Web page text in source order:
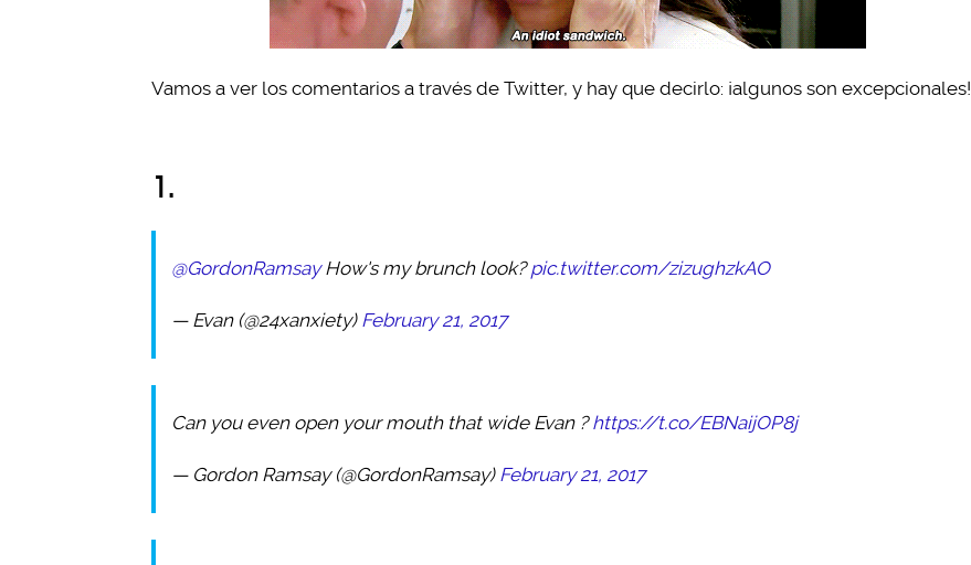
Vamos a ver los comentarios a través de Twitter, y hay que decirlo: ¡algunos son excepcionales!
1.
@GordonRamsayHow's my brunch look?pic.twitter.com/zizughzkAO
— Evan (@24xanxiety) February 21, 2017
Can you even open your mouth that wide Evan ?https://t.co/EBNaijOP8j
— Gordon Ramsay (@GordonRamsay) February 21, 2017